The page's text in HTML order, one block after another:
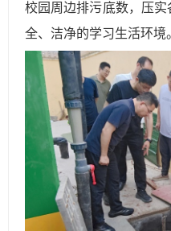
校园周边排污底数，压
全、洁净的学习生活环境